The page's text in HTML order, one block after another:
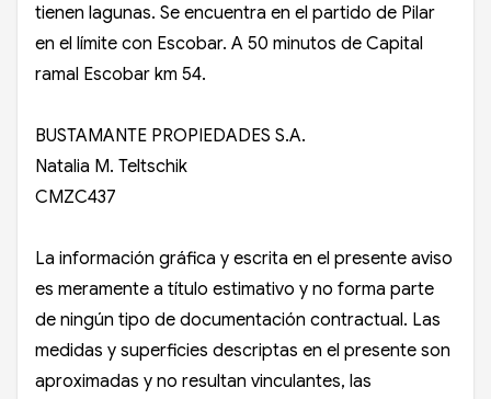
tienen lagunas. Se encuentra en el partido de Pilar
en el límite con Escobar. A 50 minutos de Capital
ramal Escobar km 54.
BUSTAMANTE PROPIEDADES S.A.
Natalia M. Teltschik
CMZC437
La información gráfica y escrita en el presente aviso
es meramente a título estimativo y no forma parte
de ningún tipo de documentación contractual. Las
medidas y superficies descriptas en el presente son
aproximadas y no resultan vinculantes, las